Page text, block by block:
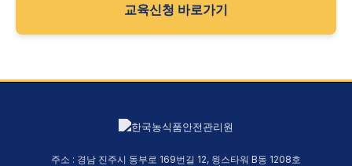
교육신청 바로가기
주소 : 경남 진주시 동부로 169번길 12, 윙스타워 B동 1208호